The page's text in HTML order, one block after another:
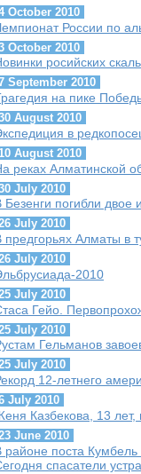
October 2010
России по
October 2010
росийских
September 2010
на пике
August 2010
в
10 August 2010
реках Алматинской
July 2010
Безенги погибли двое
July 2010
предгорьях Алматы в
July 2010
2010
July 2010
Гейо.
July 2010
Гельманов
July 2010
12-летнего
July 2010
Казбекова, 13
June 2010
районе поста
спасатели